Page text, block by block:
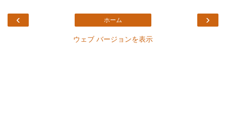
‹ ›
ホーム
ウェブ バージョンを表示